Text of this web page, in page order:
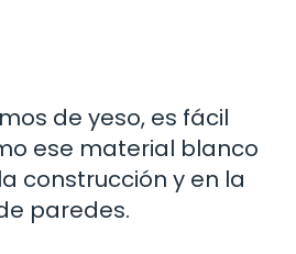
de yeso, es fácil
ese material blanco
construcción y en la
paredes.